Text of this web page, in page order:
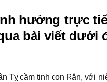
hưởng trực
bài viết dưới
Tỵ cầm tinh con Rắn, với